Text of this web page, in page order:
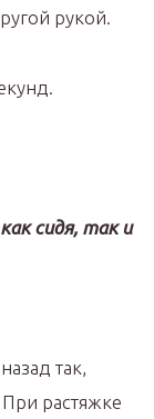
рукой.
как сидя, так и
так,
растяжке